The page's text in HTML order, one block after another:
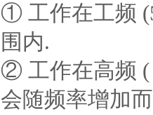
①工作在工频
围内.
②工作在高频(
会随频率增加